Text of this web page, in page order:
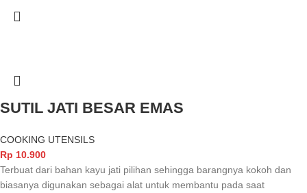
SUTIL JATI BESAR EMAS
COOKING UTENSILS
Rp 10.900
Terbuat dari bahan kayu jati pilihan sehingga barangnya kokoh dan
biasanya digunakan sebagai alat untuk membantu pada saat